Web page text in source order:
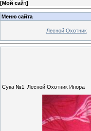
[Мой сайт]
Меню сайта
Лесной Охотник
Сука №1 Лесной Охотник Инора